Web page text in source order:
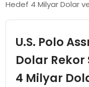
EĞITIM
Hedef 4 Milyar Dolar
U.S. Polo
Dolar Rekor
4 Milyar